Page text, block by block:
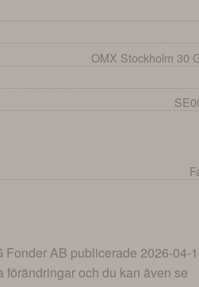
OMX Stockholm 30
Fonder AB publicerade 2026-04-
och du kan även se